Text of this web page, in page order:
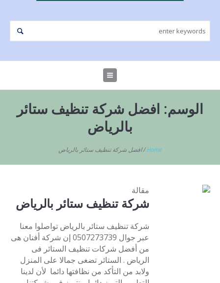
الوسم: افضل شركة تنظيف ستائر
بالرياض
Home
/افضل شركة تنظيف ستائر بالرياض
مقالة
شركة تنظيف ستائر بالرياض
شركة تنظيف ستائر بالرياض تواصلوا معنا
عبر جوال 0507273739 إن شركة أفنان هى
من أفضل شركات تنظيف الستائر فى
الرياض . الستائر تضغى جمالا على المنزل
ولابد من التأكد من نظافتها دائما لأن لدينا